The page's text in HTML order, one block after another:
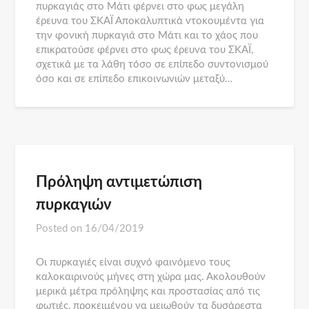
πυρκαγιάς στο Μάτι φέρνει στο φως μεγάλη
έρευνα του ΣΚΑΪ Αποκαλυπτικά ντοκουμέντα για
την φονική πυρκαγιά στο Μάτι και το χάος που
επικρατούσε φέρνει στο φως έρευνα του ΣΚΑΪ,
σχετικά με τα λάθη τόσο σε επίπεδο συντονισμού
όσο και σε επίπεδο επικοινωνιών μεταξύ…
Πρόληψη αντιμετώπιση
πυρκαγιών
Posted on 16/04/2019
Οι πυρκαγιές είναι συχνό φαινόμενο τους
καλοκαιρινούς μήνες στη χώρα μας. Ακολουθούν
μερικά μέτρα πρόληψης και προστασίας από τις
φωτιές, προκειμένου να μειωθούν τα δυσάρεστα